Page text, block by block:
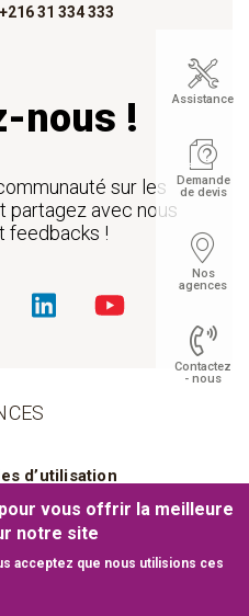
31 334 333
nous !
sur les
partagez avec nous
feedbacks !
d’utilisation
légales
Float
Assistance
Demande
de devis
Nos
agences
Contactez
- nous
vous offrir la meilleure
notre site
acceptez que nous utilisions ces